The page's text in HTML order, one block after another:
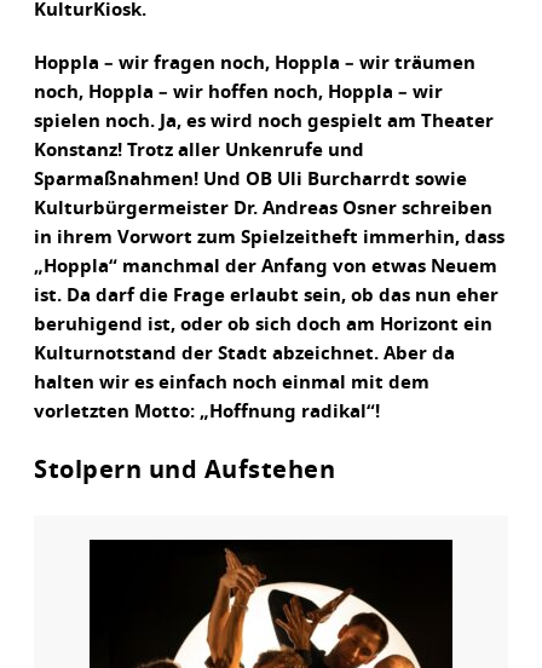
KulturKiosk.
Hoppla – wir fragen noch, Hoppla – wir träumen
noch, Hoppla – wir hoffen noch, Hoppla – wir
spielen noch. Ja, es wird noch gespielt am Theater
Konstanz! Trotz aller Unkenrufe und
Sparmaßnahmen! Und OB Uli Burcharrdt sowie
Kulturbürgermeister Dr. Andreas Osner schreiben
in ihrem Vorwort zum Spielzeitheft immerhin, dass
„Hoppla“ manchmal der Anfang von etwas Neuem
ist. Da darf die Frage erlaubt sein, ob das nun eher
beruhigend ist, oder ob sich doch am Horizont ein
Kulturnotstand der Stadt abzeichnet. Aber da
halten wir es einfach noch einmal mit dem
vorletzten Motto: „Hoffnung radikal“!
Stolpern und Aufstehen